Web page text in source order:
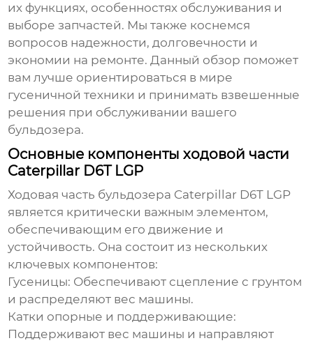
их функциях, особенностях обслуживания и
выборе запчастей. Мы также коснемся
вопросов надежности, долговечности и
экономии на ремонте. Данный обзор поможет
вам лучше ориентироваться в мире
гусеничной техники и принимать взвешенные
решения при обслуживании вашего
бульдозера.
Основные компоненты ходовой части
Caterpillar D6T LGP
Ходовая часть бульдозера Caterpillar D6T LGP
является критически важным элементом,
обеспечивающим его движение и
устойчивость. Она состоит из нескольких
ключевых компонентов:
Гусеницы: Обеспечивают сцепление с грунтом
и распределяют вес машины.
Катки опорные и поддерживающие:
Поддерживают вес машины и направляют